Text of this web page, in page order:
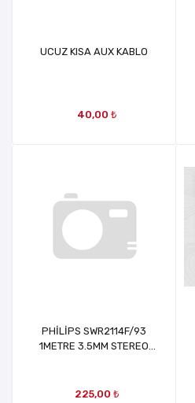
UCUZ KISA AUX KABLO
40,00 ₺
PHİLİPS SWR2114F/93
1METRE 3.5MM STEREO
ÖRGÜLÜ ZIRHLI MRT37672
225,00 ₺